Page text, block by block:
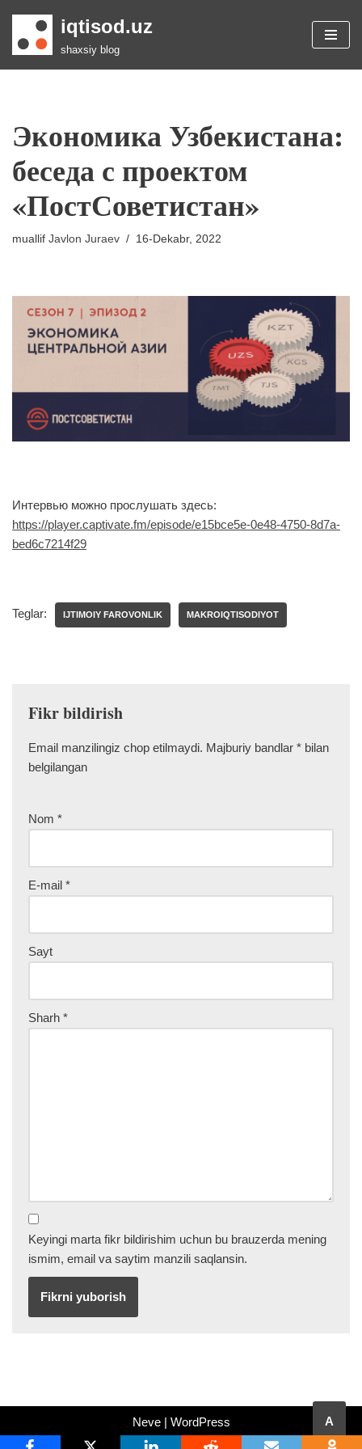
Skip
iqtisod.uz
shaxsiy blog
Экономика Узбекистана:
беседа с проектом
«ПостСоветистан»
muallif Javlon Juraev 16-Dekabr, 2022
Интервью можно прослушать здесь:
https://player.captivate.fm/episode/e15bce5e-0e48-4750-8d7a-
bed6c7214f29
Teglar: IJTIMOIY FAROVONLIK MAKROIQTISODIYOT
Fikr bildirish
Email manzilingiz chop etilmaydi. Majburiy bandlar * bilan
belgilangan
Nom *
E-mail *
Sayt
Sharh *
Keyingi marta fikr bildirishim uchun bu brauzerda mening
ismim, email va saytim manzili saqlansin.
Neve| WordPress
yordamida yaratilgan.
A